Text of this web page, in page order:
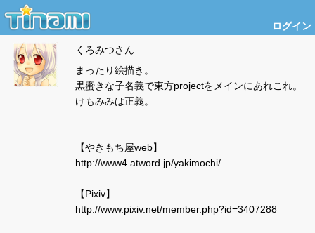
ログイン
くろみつさん
まったり絵描き。
黒蜜きな子名義で東方projectをメインにあれこれ。
けもみみは正義。
【やきもち屋web】
http://www4.atword.jp/yakimochi/
【Pixiv】
http://www.pixiv.net/member.php?id=3407288